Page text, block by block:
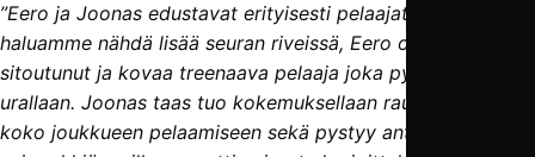
”Eero ja Joonas edustavat erityisesti pelaajatyyppejä, joita
haluamme nähdä lisää seuran riveissä, Eero on nuori,
sitoutunut ja kovaa treenaava pelaaja joka pyrkii eteenpäin
urallaan. Joonas taas tuo kokemuksellaan rauhallisuutta
koko joukkueen pelaamiseen sekä pystyy antamaan